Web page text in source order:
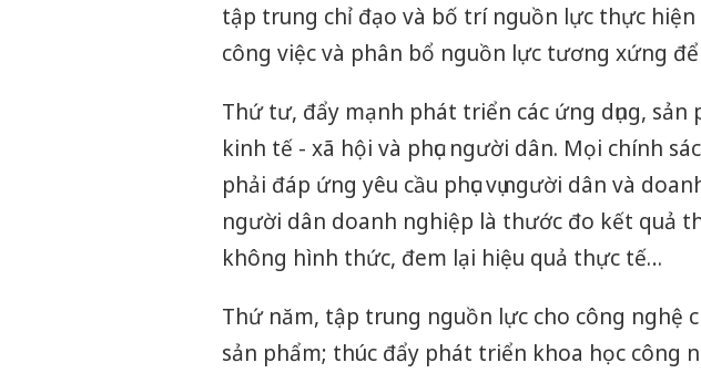
tập trung chỉ đạo và bố trí nguồn lực thực hiện
công việc và phân bổ nguồn lực tương xứng
Thứ tư, đẩy mạnh phát triển các ứng dụng, sản
kinh tế - xã hội và phục người dân. Mọi chính
phải đáp ứng yêu cầu phục vụ người dân và
người dân doanh nghiệp là thước đo kết quả
không hình thức, đem lại hiệu quả thực tế…
Thứ năm, tập trung nguồn lực cho công nghệ
sản phẩm; thúc đẩy phát triển khoa học công